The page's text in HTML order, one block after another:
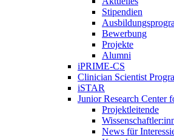
Stipendien
Bewerbung
Projekte
Alumni
iPRIME-CS
Clinician Scientist
iSTAR
Junior Research Center
Projektleitende
News für